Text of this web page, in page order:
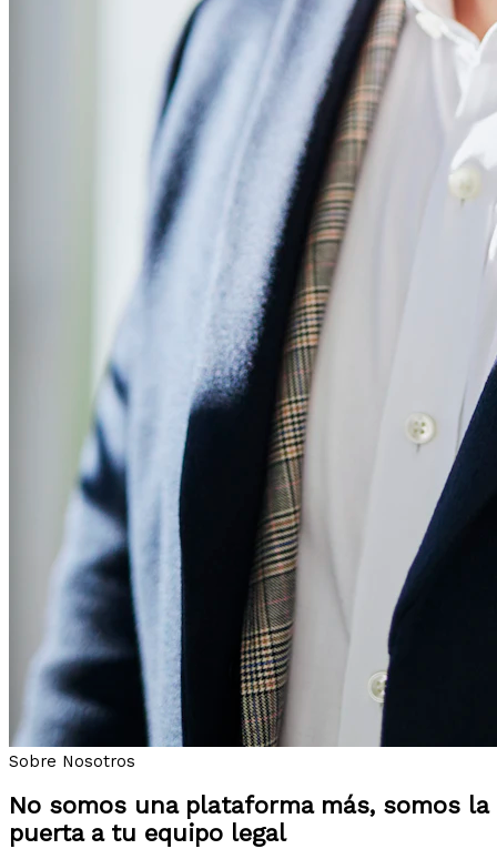
Sobre Nosotros
No somos una plataforma más, somos la
puerta a tu equipo legal